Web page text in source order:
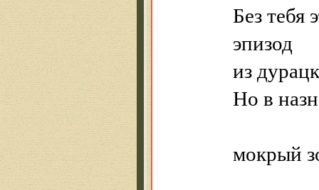
Без тебя
эпизод
из
Но в
мокрый